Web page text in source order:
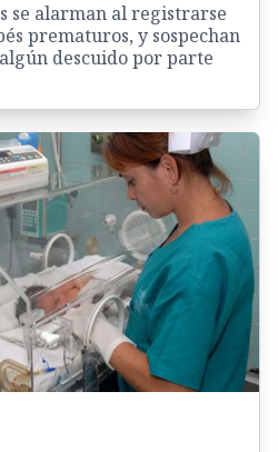
se alarman al registrarse
prematuros, y sospechan
descuido por parte